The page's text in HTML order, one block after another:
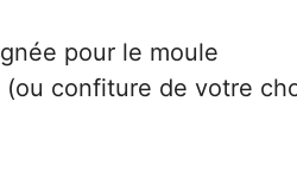
pour le moule
confiture de votre